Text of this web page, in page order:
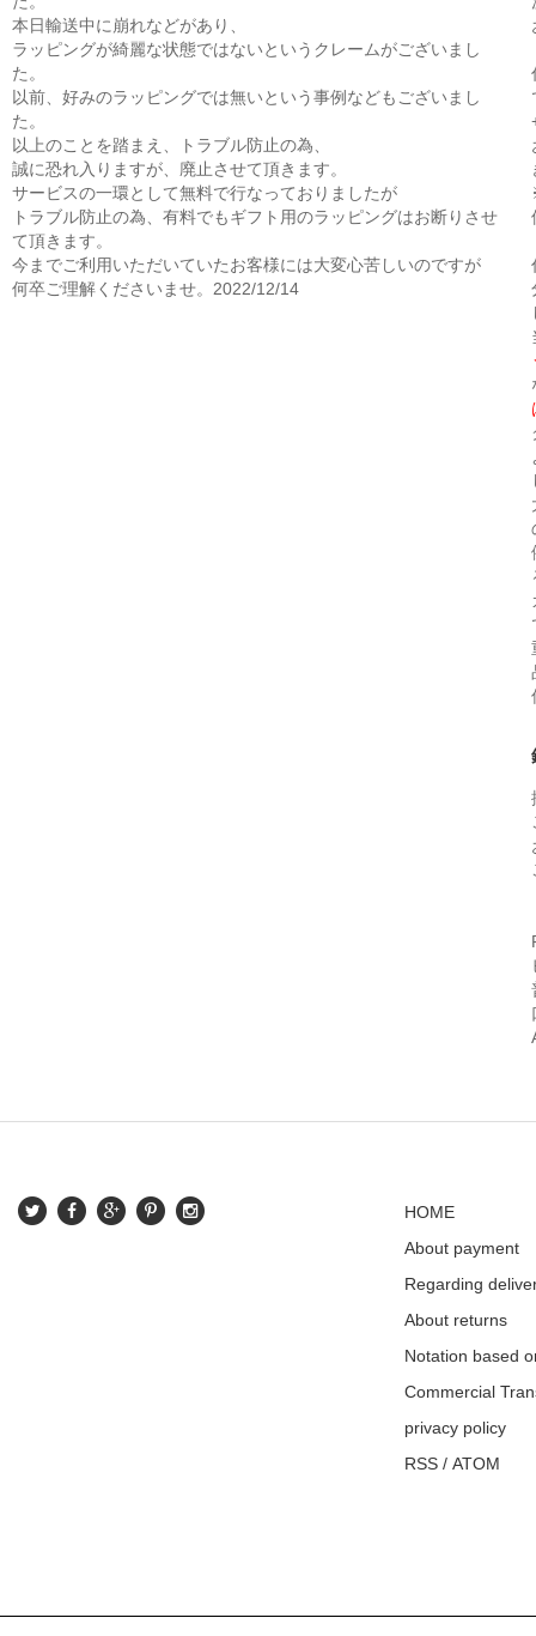
本日輸送中に崩れなどがあり、
ラッピングが綺麗な状態ではないというクレームがございまし
た。
以前、好みのラッピングでは無いという事例などもございまし
た。
以上のことを踏まえ、トラブル防止の為、
誠に恐れ入りますが、廃止させて頂きます。
サービスの一環として無料で行なっておりましたが
トラブル防止の為、有料でもギフト用のラッピングはお断りさせ
て頂きます。
今までご利用いただいていたお客様には大変心苦しいのですが
何卒ご理解くださいませ。2022/12/14
HOME
About payment
Regarding
About returns
Notation based
Commercial
privacy policy
RSS / ATOM